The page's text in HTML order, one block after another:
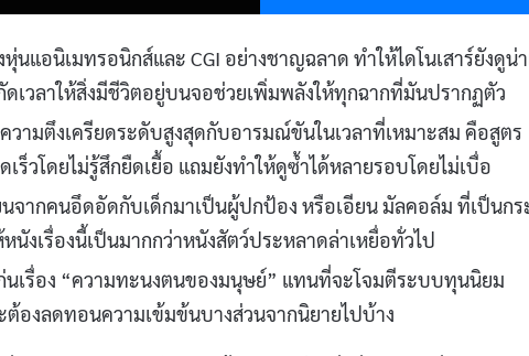
นแอนิเมทรอนิกส์และ CGI อย่างชาญฉลาด ทำให้ไดโนเสาร์ยังดูน่
เวลาให้สิ่งมีชีวิตอยู่บนจอช่วยเพิ่มพลังให้ทุกฉากที่มันปรากฏตัว
วามตึงเครียดระดับสูงสุดกับอารมณ์ขันในเวลาที่เหมาะสม คือสูตร
ร็วโดยไม่รู้สึกยืดเยื้อ แถมยังทำให้ดูซ้ำได้หลายรอบโดยไม่เบื่อ
จากคนอึดอัดกับเด็กมาเป็นผู้ปกป้อง หรือเอียน มัลคอล์ม ที่เป็นกร
นังเรื่องนี้เป็นมากกว่าหนังสัตว์ประหลาดล่าเหยื่อทั่วไป
เรื่อง “ความทะนงตนของมนุษย์” แทนที่จะโจมตีระบบทุนนิยม
ต้องลดทอนความเข้มข้นบางส่วนจากนิยายไปบ้าง